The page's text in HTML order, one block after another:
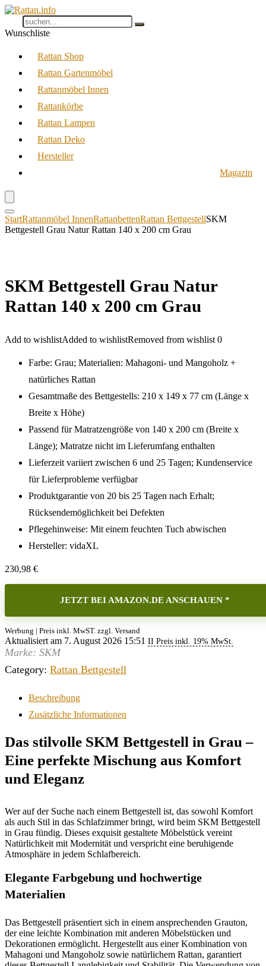
Wunschliste
Rattan Shop
Rattan Gartenmöbel
Rattanmöbel Innen
Rattankörbe
Rattan Lampen
Rattan Deko
Hersteller
Magazin
StartRattanmöbel InnenRattanbettenRattan BettgestellSKM
Bettgestell Grau Natur Rattan 140 x 200 cm Grau
SKM Bettgestell Grau Natur
Rattan 140 x 200 cm Grau
Add to wishlistAdded to wishlistRemoved from wishlist 0
Farbe: Grau; Materialien: Mahagoni- und Mangoholz +
natürliches Rattan
Gesamtmaße des Bettgestells: 210 x 149 x 77 cm (Länge x
Breite x Höhe)
Passend für Matratzengröße von 140 x 200 cm (Breite x
Länge); Matratze nicht im Lieferumfang enthalten
Lieferzeit variiert zwischen 6 und 25 Tagen; Kundenservice
für Lieferprobleme verfügbar
Produktgarantie von 20 bis 25 Tagen nach Erhalt;
Rücksendemöglichkeit bei Defekten
Pflegehinweise: Mit einem feuchten Tuch abwischen
Hersteller: vidaXL
230,98 €
JETZT BEI AMAZON.DE ANSCHAUEN *
Werbung | Preis inkl. MwST. zzgl. Versand
Aktualisiert am 7. August 2026 15:51 II Preis inkl. 19% MwSt.
Marke: SKM
Category: Rattan Bettgestell
Beschreibung
Zusätzliche Informationen
Das stilvolle SKM Bettgestell in Grau –
Eine perfekte Mischung aus Komfort
und Eleganz
Wer auf der Suche nach einem Bettgestell ist, das sowohl Komfort
als auch Stil in das Schlafzimmer bringt, wird beim SKM Bettgestell
in Grau fündig. Dieses exquisit gestaltete Möbelstück vereint
Natürlichkeit mit Modernität und verspricht eine beruhigende
Atmosphäre in jedem Schlafbereich.
Elegante Farbgebung und hochwertige
Materialien
Das Bettgestell präsentiert sich in einem ansprechenden Grauton,
der eine leichte Kombination mit anderen Möbelstücken und
Dekorationen ermöglicht. Hergestellt aus einer Kombination von
Mahagoni und Mangoholz sowie natürlichem Rattan, garantiert